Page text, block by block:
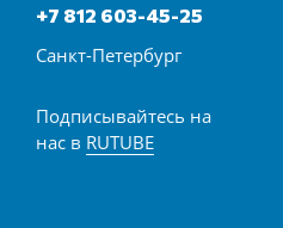
+7 812 603-45-25
Санкт-Петербург
Подписывайтесь на
нас в RUTUBE